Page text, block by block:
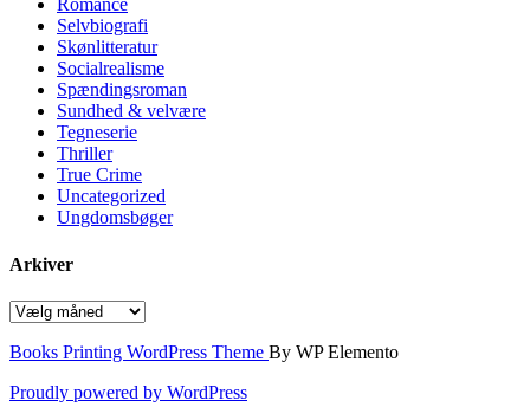
Romance
Selvbiografi
Skønlitteratur
Socialrealisme
Spændingsroman
Sundhed & velvære
Tegneserie
Thriller
True Crime
Uncategorized
Ungdomsbøger
Arkiver
Arkiver
Books Printing WordPress Theme By WP Elemento
Proudly powered by WordPress